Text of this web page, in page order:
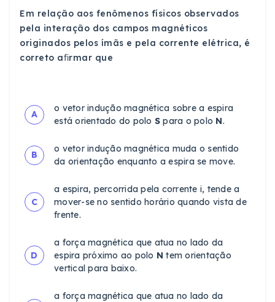
Em relação aos fenômenos físicos observados
pela interação dos campos magnéticos
originados pelos ímãs e pela corrente elétrica, é
correto aﬁrmar que
A
o vetor indução magnética sobre a espira
está orientado do polo S para o polo N.
B
o vetor indução magnética muda o sentido
da orientação enquanto a espira se move.
C
a espira, percorrida pela corrente i, tende a
mover-se no sentido horário quando vista de
frente.
D
a força magnética que atua no lado da
espira próximo ao polo N tem orientação
vertical para baixo.
a força magnética que atua no lado da